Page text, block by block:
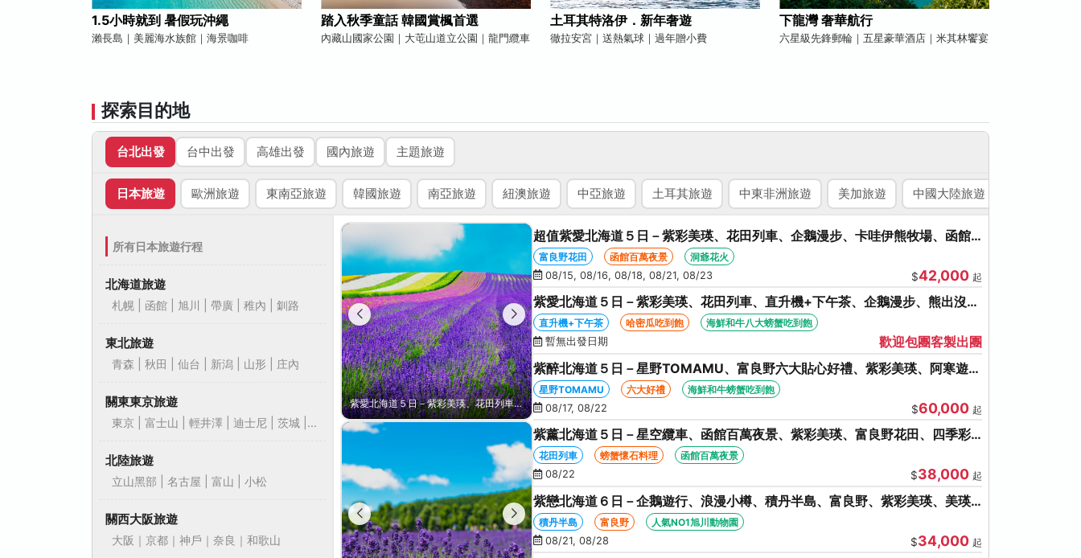
1.5小時就到 暑假玩沖繩
瀨長島｜美麗海水族館｜海景咖啡
踏入秋季童話 韓國賞楓首選
內藏山國家公園｜大芚山道立公園｜龍門纜車
土耳其特洛伊．新年奢遊
徹拉安宮｜送熱氣球｜過年贈小費
下龍灣 奢華航行
六星級先鋒郵輪｜五星豪華酒店｜米其林饗宴
探索目的地
台北出發 台中出發 高雄出發 國內旅遊 主題旅遊
日本旅遊 歐洲旅遊 東南亞旅遊 韓國旅遊 南亞旅遊 紐澳旅遊 中亞旅遊 土耳其旅遊 中東非洲旅遊 美加旅遊 中國大陸旅遊
所有日本旅遊行程
北海道旅遊
札幌 | 函館 | 旭川 | 帶廣 | 稚內 | 釧路
東北旅遊
青森 | 秋田 | 仙台 | 新潟 | 山形 | 庄內
關東東京旅遊
東京 | 富士山 | 輕井澤 | 迪士尼 | 茨城 |
北陸旅遊
立山黑部 | 名古屋 | 富山 | 小松
關西大阪旅遊
大阪｜京都｜神戶｜奈良｜和歌山
紫醉北海道５日－星野TOMAMU、富良野六大貼心好禮、紫彩美瑛、阿寒遊覽船、知床五湖、哈密瓜+海鮮和牛螃蟹吃到飽
超值紫愛北海道５日－紫彩美瑛、花田列車、企鵝漫步、卡哇伊熊牧場、函館
星空夜景、洞爺花火、螃蟹懷石、啤酒暢飲
富良野花田 函館百萬夜景
洞爺花火
08/15, 08/16, 08/18, 08/21, 08/23
$42,000 起
紫愛北海道５日－紫彩美瑛、花田列車、直升機+下午茶、企鵝漫步、熊出沒、
函館百萬夜景、哈密瓜+海鮮和牛八大螃蟹吃到飽
直升機+下午茶 哈密瓜吃到飽
海鮮和牛八大螃蟹吃到飽
暫無出發日期
歡迎包團客製出團
紫醉北海道５日－星野TOMAMU、富良野六大貼心好禮、紫彩美瑛、阿寒遊覽
船、知床五湖、哈密瓜+海鮮和牛螃蟹吃到飽
星野TOMAMU 六大好禮
海鮮和牛螃蟹吃到飽
08/17, 08/22
$60,000 起
紫薰北海道５日－星空纜車、函館百萬夜景、紫彩美瑛、富良野花田、四季彩
之丘、花田列車、螃蟹懷石料理
花田列車 螃蟹懷石料理
函館百萬夜景
08/22
$38,000 起
紫戀北海道６日－企鵝遊行、浪漫小樽、積丹半島、富良野、紫彩美瑛、美瑛
白金青池、旭山動物園、旭川常盤旋轉塔
積丹半島 富良野
人氣NO1旭川動物園
08/21, 08/28
$34,000 起